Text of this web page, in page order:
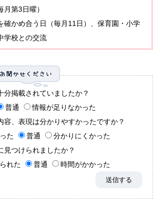
月第3日曜）
確かめ合う日（毎月11日）、保育園・小学
学校との交流
分掲載されていましたか？
普通
情報が足りなかった
容、表現は分かりやすかったですか？
た
普通
分かりにくかった
見つけられましたか？
れた
普通 時間がかかった